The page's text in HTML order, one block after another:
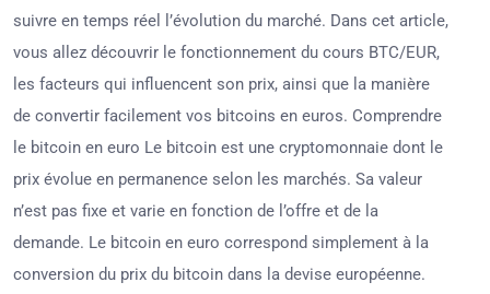
suivre en temps réel l’évolution du marché. Dans cet article,
vous allez découvrir le fonctionnement du cours BTC/EUR,
les facteurs qui influencent son prix, ainsi que la manière
de convertir facilement vos bitcoins en euros. Comprendre
le bitcoin en euro Le bitcoin est une cryptomonnaie dont le
prix évolue en permanence selon les marchés. Sa valeur
n’est pas fixe et varie en fonction de l’offre et de la
demande. Le bitcoin en euro correspond simplement à la
conversion du prix du bitcoin dans la devise européenne.